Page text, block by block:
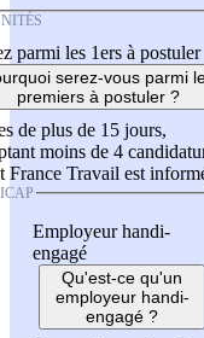
parmi les 1ers à postuler
serez-vous parmi
premiers à postuler ?
de plus de 15 jours,
moins de 4
France Travail est
Employeur handi-
engagé
Qu'est-ce qu'un
employeur handi-
engagé ?